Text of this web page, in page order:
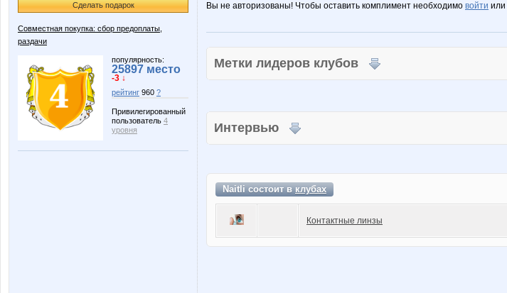
Сделать подарок
Совместная покупка: сбор предоплаты,
раздачи
популярность:
25897 место
-3 ↓
рейтинг 960 ?
Привилегированный
пользователь 4
уровня
Вы не авторизованы! Чтобы оставить комплимент необходимо войти или
Метки лидеров клубов
Интервью
Naitli состоит вклубах
Контактные линзы